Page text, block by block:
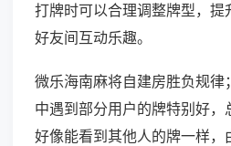
打牌时可以合理调整牌型，提
好友间互动乐趣。
微乐海南麻将自建房胜负规律
中遇到部分用户的牌特别好，
好像能看到其他人的牌一样，